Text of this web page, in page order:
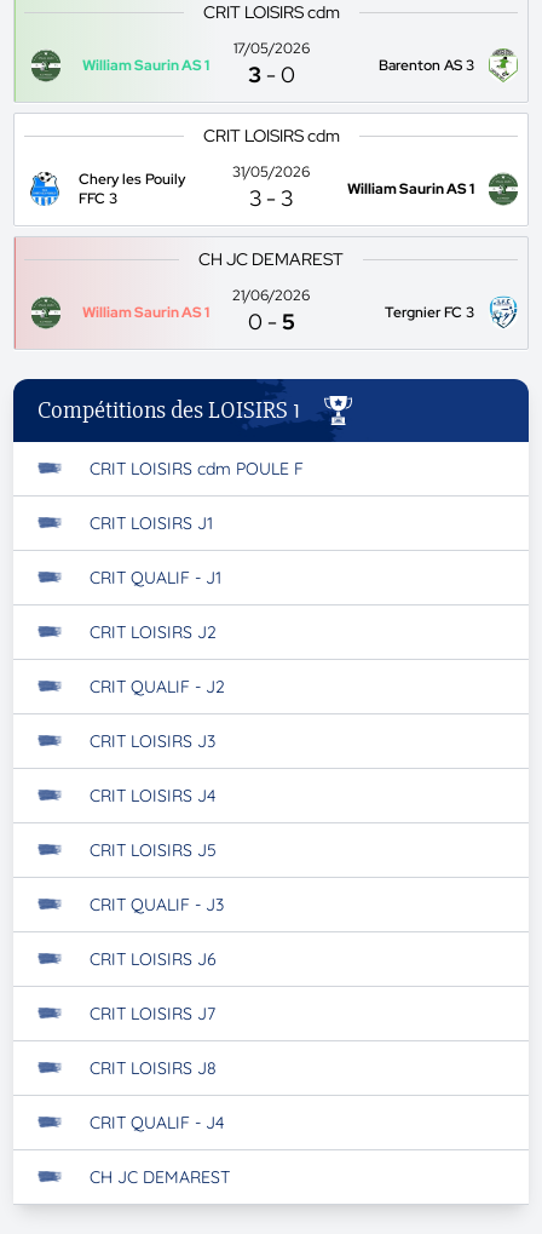
CRIT LOISIRS cdm
William Saurin AS 1
17/05/2026
3 -0 Barenton AS 3
CRIT LOISIRS cdm
Chery les Pouily
FFC 3
31/05/2026
3 - 3 William Saurin AS 1
CH JC DEMAREST
William Saurin AS 1
21/06/2026
0 -5 Tergnier FC 3
Compétitions des LOISIRS 1
CRIT LOISIRS cdm POULE F
CRIT LOISIRS J1
CRIT QUALIF - J1
CRIT LOISIRS J2
CRIT QUALIF - J2
CRIT LOISIRS J3
CRIT LOISIRS J4
CRIT LOISIRS J5
CRIT QUALIF - J3
CRIT LOISIRS J6
CRIT LOISIRS J7
CRIT LOISIRS J8
CRIT QUALIF - J4
CH JC DEMAREST